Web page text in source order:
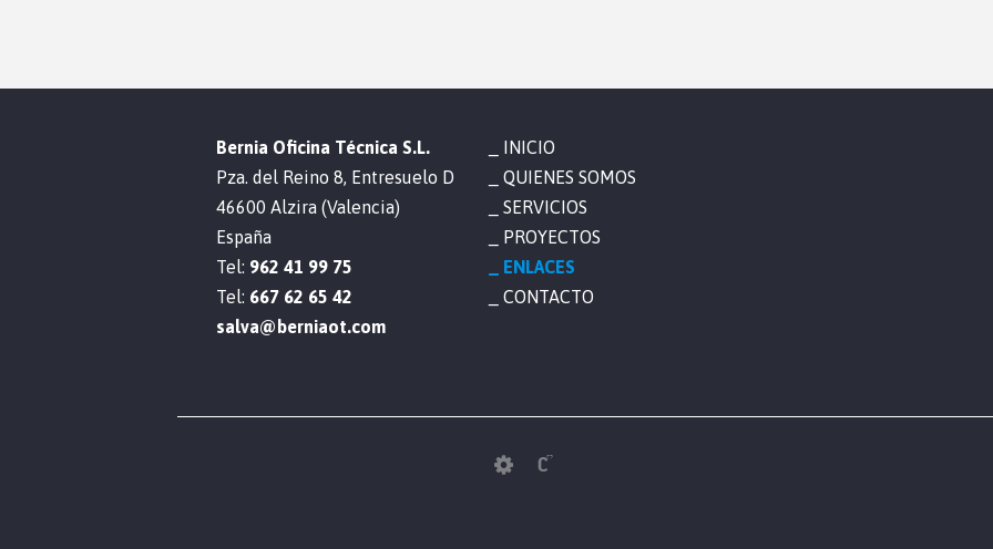
Bernia Oficina Técnica S.L.
Pza. del Reino 8, Entresuelo D
46600 Alzira (Valencia)
España
Tel: 962 41 99 75
Tel: 667 62 65 42
salva@berniaot.com
INICIO
QUIENES SOMOS
SERVICIOS
PROYECTOS
ENLACES
CONTACTO